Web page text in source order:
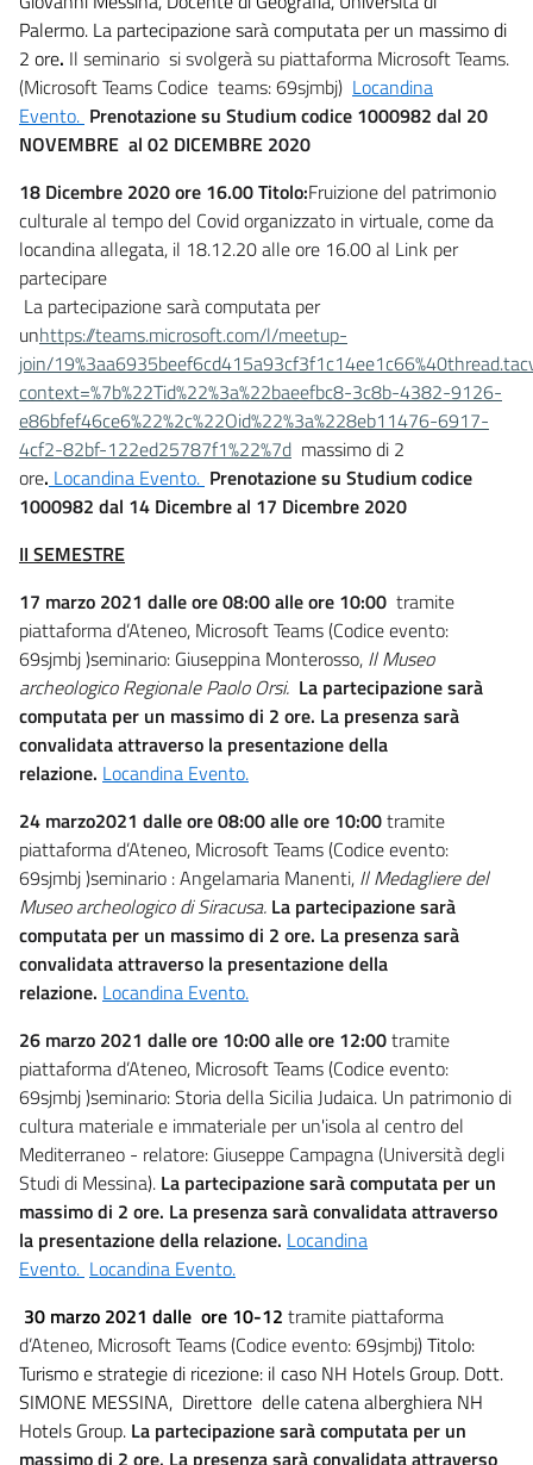
Palermo. La partecipazione sarà computata per un massimo di
2 ore. Il seminario si svolgerà su piattaforma Microsoft Teams.
(Microsoft Teams Codice teams: 69sjmbj) Locandina
Evento. Prenotazione su Studium codice 1000982 dal 20
NOVEMBRE al 02 DICEMBRE 2020
18 Dicembre 2020 ore 16.00 Titolo:Fruizione del patrimonio
culturale al tempo del Covidorganizzato in virtuale, come da
locandina allegata, il 18.12.20 alle ore 16.00 al Link per
partecipare
La partecipazione sarà computata per
unhttps://teams.microsoft.com/l/meetup-
join/
context=%7b%22Tid%22%3a%22baeefbc8-3c8b-4382-9126-
e86bfef46ce6%22%2c%22Oid%22%3a%228eb11476-6917-
4cf2-82bf-122ed25787f1%22%7d massimo di 2
ore. Locandina Evento. Prenotazione su Studium codice
1000982 dal 14 Dicembre al 17 Dicembre 2020
II SEMESTRE
17 marzo 2021 dalle ore 08:00 alle ore 10:00 tramite
piattaforma d’Ateneo, Microsoft Teams (Codice evento:
69sjmbj )seminario: Giuseppina Monterosso, Il Museo
archeologico Regionale Paolo Orsi. La partecipazione sarà
computata per un massimo di 2 ore. La presenza sarà
convalidata attraverso la presentazione della
relazione. Locandina Evento.
24 marzo2021 dalle ore 08:00 alle ore 10:00tramite
piattaforma d’Ateneo, Microsoft Teams (Codice evento:
69sjmbj )seminario : Angelamaria Manenti, Il Medagliere del
Museo archeologico di Siracusa. La partecipazione sarà
computata per un massimo di 2 ore. La presenza sarà
convalidata attraverso la presentazione della
relazione. Locandina Evento.
26 marzo 2021 dalle ore 10:00 alle ore 12:00tramite
piattaforma d’Ateneo, Microsoft Teams (Codice evento:
69sjmbj )seminario: Storia della Sicilia Judaica. Un patrimonio di
cultura materiale e immateriale per un'isola al centro del
Mediterraneo - relatore: Giuseppe Campagna (Università degli
Studi di Messina). La partecipazione sarà computata per un
massimo di 2 ore. La presenza sarà convalidata attraverso
la presentazione della relazione. Locandina
Evento. Locandina Evento.
30 marzo 2021 dalle ore 10-12 tramite piattaforma
d’Ateneo, Microsoft Teams (Codice evento: 69sjmbj)Titolo:
Turismo e strategie di ricezione: il caso NH Hotels Group. Dott.
SIMONE MESSINA, Direttore delle catena alberghiera NH
Hotels Group. La partecipazione sarà computata per un
massimo di 2 ore. La presenza sarà convalidata attraverso